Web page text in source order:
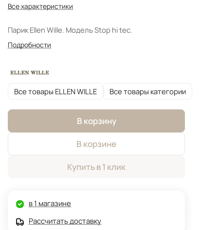
Все характеристики
Парик Ellen Wille. Модель Stop hi tec.
Подробности
Все товары ELLEN WILLE Все товары категории
В корзину
В корзине
Купить в 1 клик
в 1 магазине
Рассчитать доставку